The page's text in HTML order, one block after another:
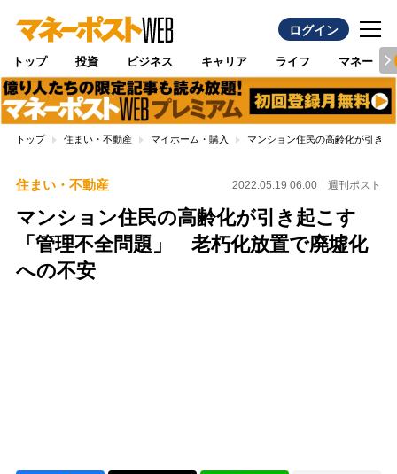
ログイン
トップ 投資 ビジネス キャリア ライフ マネー
トップ 住まい・不動産 マイホーム・購入 マンション住民の高齢化が引き
住まい・不動産 2022.05.19 06:00 週刊ポスト
マンション住民の高齢化が引き起こす
「管理不全問題」 老朽化放置で廃墟化
への不安